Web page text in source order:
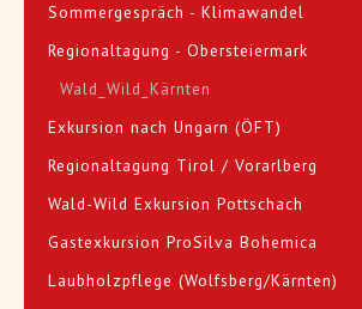
Sommergespräch - Klimawandel
Regionaltagung - Obersteiermark
Wald_Wild_Kärnten
Exkursion nach Ungarn (ÖFT)
Regionaltagung Tirol / Vorarlberg
Wald-Wild Exkursion Pottschach
Gastexkursion ProSilva Bohemica
Laubholzpflege (Wolfsberg/Kärnten)